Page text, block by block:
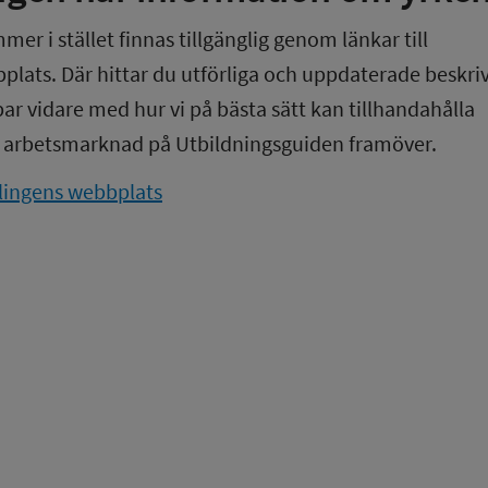
i stället finnas tillgänglig genom länkar till
Där hittar du utförliga och uppdaterade
vidare med hur vi på bästa sätt kan tillhandahålla
på Utbildningsguiden framöver.
webbplats